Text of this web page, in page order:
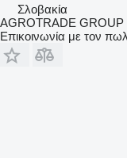
Σλοβακία
AGROTRADE GROUP
Επικοινωνία με τον